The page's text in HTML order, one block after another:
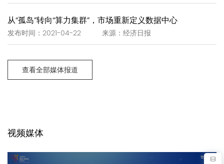
从“孤岛”转向“算力集群”，市场重新定义数据中心
发布时间：2021-04-22 来源：经济日报
查看全部媒体报道
视频媒体